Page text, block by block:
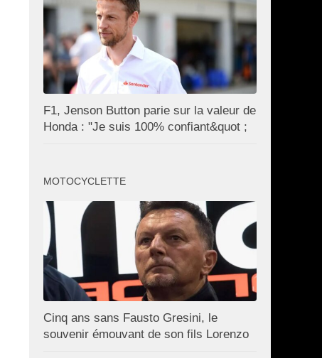
F1, Jenson Button parie sur la valeur de
Honda : "Je suis 100% confiant&quot ;
MOTOCYCLETTE
Cinq ans sans Fausto Gresini, le
souvenir émouvant de son fils Lorenzo